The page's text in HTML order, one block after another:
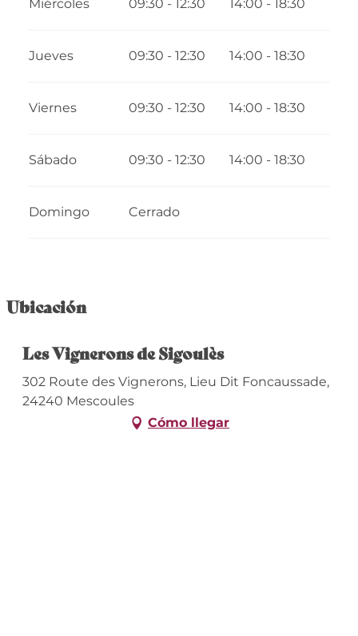
Miércoles 09:30 - 12:30 14:00 - 18:30
Jueves 09:30 - 12:30 14:00 - 18:30
Viernes 09:30 - 12:30 14:00 - 18:30
Sábado 09:30 - 12:30 14:00 - 18:30
Domingo Cerrado
Ubicación
Les Vignerons de Sigoulès
302 Route des Vignerons, Lieu Dit Foncaussade,
24240 Mescoules
Cómo llegar